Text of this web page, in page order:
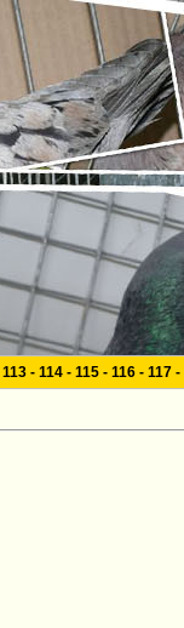
113- 114- 115- 116- 117-